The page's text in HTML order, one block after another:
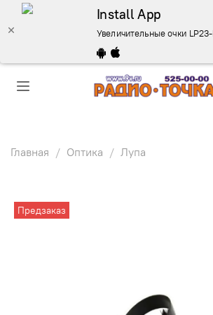
Install App
Увеличительные очки
Главная Оптика Лупа
Предзаказ